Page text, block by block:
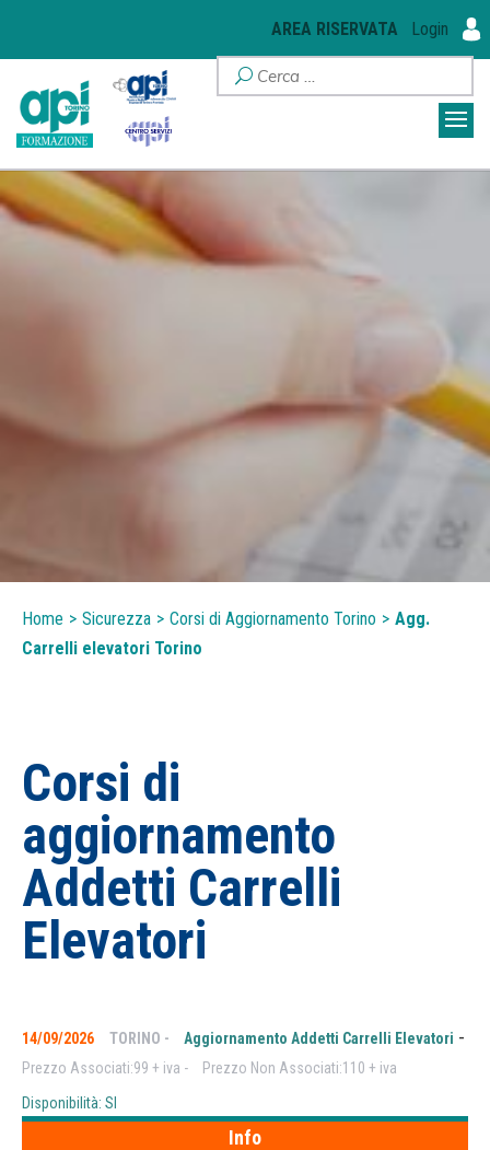
AREA RISERVATA Login
Home > Sicurezza > Corsi di Aggiornamento Torino > Agg.
Carrelli elevatori Torino
Corsi di
aggiornamento
Addetti Carrelli
Elevatori
14/09/2026 TORINO - Aggiornamento Addetti Carrelli Elevatori -
Prezzo Associati:99 + iva -
Prezzo Non Associati:110 + iva
Disponibilità: SI
Info